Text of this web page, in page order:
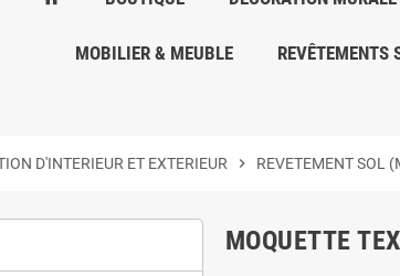
MOBILIER & MEUBLE REVÊTEMENTS
D'INTERIEUR ET EXTERIEUR chevron_right REVETEMENT SOL
MOQUETTE